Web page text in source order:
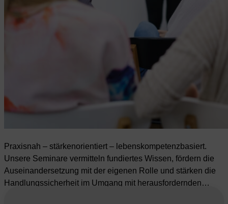
Praxisnah – stärkenorientiert – lebenskompetenzbasiert.
Unsere Seminare vermitteln fundiertes Wissen, fördern die
Auseinandersetzung mit der eigenen Rolle und stärken die
Handlungssicherheit im Umgang mit herausfordernden…